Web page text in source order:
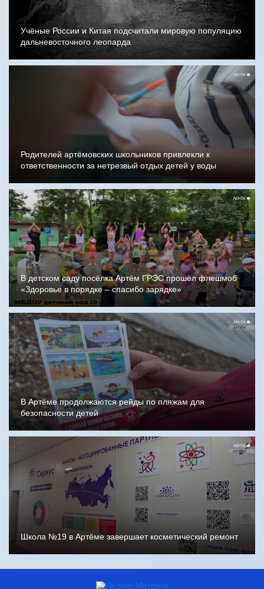
Учёные России и Китая подсчитали мировую популяцию
дальневосточного леопарда
Родителей артёмовских школьников привлекли к
ответственности за нетрезвый отдых детей у воды
В детском саду посёлка Артём ГРЭС прошёл флешмоб
«Здоровье в порядке – спасибо зарядке»
В Артёме продолжаются рейды по пляжам для
безопасности детей
Школа №19 в Артёме завершает косметический ремонт